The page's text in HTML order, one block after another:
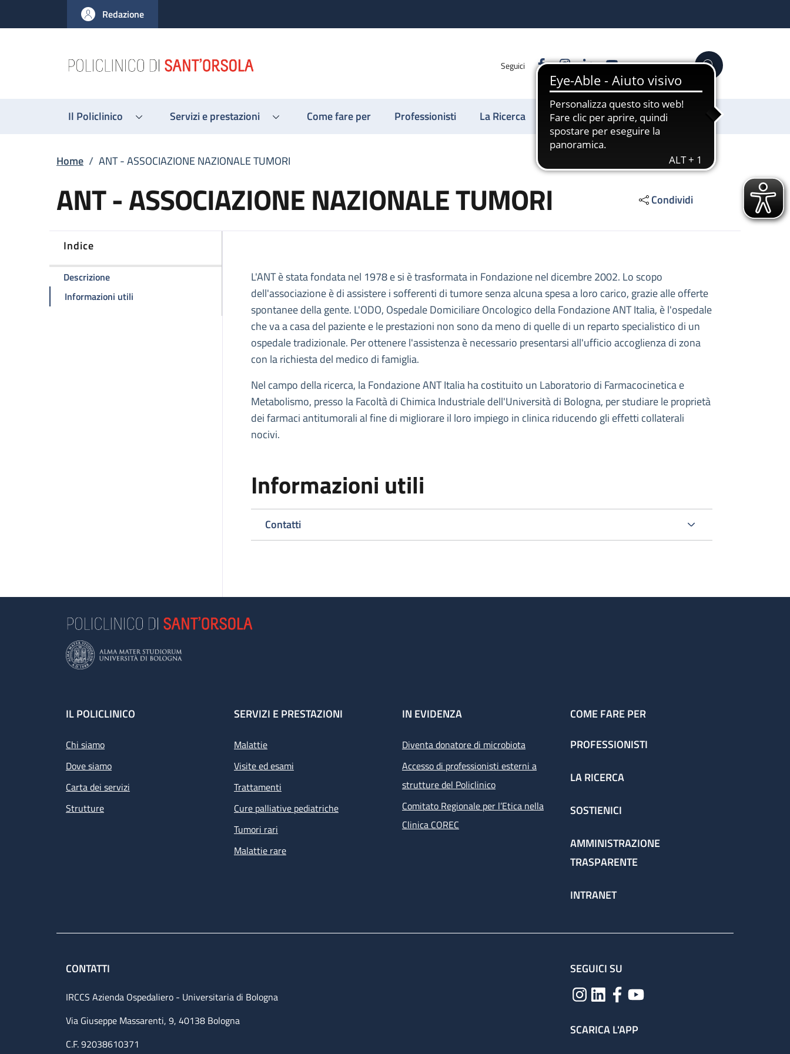
al contenuto principale
to footer content
Redazione
Seguici FacebookInstagram
LinkedinYouTube Cerca
Il Policlinico Servizi e prestazioni Come fare per Professionisti La Ricerca Sostienici
Briciole di pane
Home / ANT - ASSOCIAZIONE NAZIONALE TUMORI
ANT - ASSOCIAZIONE NAZIONALE TUMORI Condividi
Indice
Descrizionedella pagina ANT - ASSOCIAZIONE NAZIONALE TUMORI
Informazioni utili della pagina ANT - ASSOCIAZIONE NAZIONALE TUMORI
Descrizione
L'ANT è stata fondata nel 1978 e si è trasformata in Fondazione nel dicembre 2002. Lo scopo
dell'associazione è di assistere i sofferenti di tumore senza alcuna spesa a loro carico, grazie alle offerte
spontanee della gente. L'ODO, Ospedale Domiciliare Oncologico della Fondazione ANT Italia, è l'ospedale
che va a casa del paziente e le prestazioni non sono da meno di quelle di un reparto specialistico di un
ospedale tradizionale. Per ottenere l'assistenza è necessario presentarsi all'ufficio accoglienza di zona
con la richiesta del medico di famiglia.
Nel campo della ricerca, la Fondazione ANT Italia ha costituito un Laboratorio di Farmacocinetica e
Metabolismo, presso la Facoltà di Chimica Industriale dell'Università di Bologna, per studiare le proprietà
dei farmaci antitumorali al fine di migliorare il loro impiego in clinica riducendo gli effetti collaterali
nocivi.
Informazioni utili
Contatti
Footer
IL POLICLINICO
Chi siamo
Dove siamo
Carta dei servizi
Strutture
SERVIZI E PRESTAZIONI
Malattie
Visite ed esami
Trattamenti
Cure palliative pediatriche
Tumori rari
Malattie rare
IN EVIDENZA
Diventa donatore di microbiota
Accesso di professionisti esterni a
strutture del Policlinico
Comitato Regionale per l’Etica nella
Clinica COREC
COME FARE PER
PROFESSIONISTI
LA RICERCA
SOSTIENICI
AMMINISTRAZIONE
TRASPARENTE
INTRANET
CONTATTI
IRCCS Azienda Ospedaliero - Universitaria di Bologna
Via Giuseppe Massarenti, 9, 40138 Bologna
C.F. 92038610371
SEGUICI SU
SCARICA L'APP